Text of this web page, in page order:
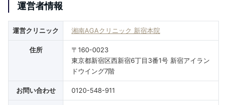
運営者情報
運営クリニック 湘南AGAクリニック 新宿本院
住所
〒160-0023
東京都新宿区西新宿6丁目3番1号 新宿アイラン
ドウイング7階
お問い合わせ 0120-548-911